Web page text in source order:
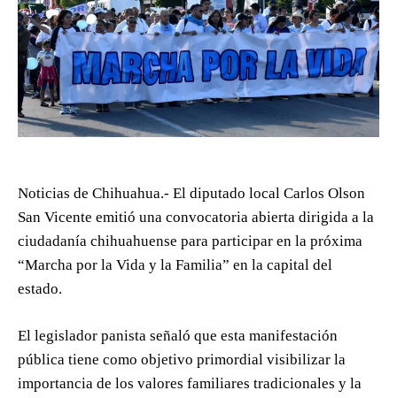
Noticias de Chihuahua.- El diputado local Carlos Olson
San Vicente emitió una convocatoria abierta dirigida a la
ciudadanía chihuahuense para participar en la próxima
“Marcha por la Vida y la Familia” en la capital del
estado.
El legislador panista señaló que esta manifestación
pública tiene como objetivo primordial visibilizar la
importancia de los valores familiares tradicionales y la